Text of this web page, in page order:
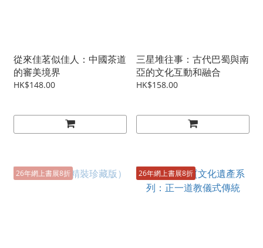
從來佳茗似佳人：中國茶道
的審美境界
HK$148.00
三星堆往事：古代巴蜀與南
亞的文化互動和融合
HK$158.00
26年網上書展8折 26年網上書展8折